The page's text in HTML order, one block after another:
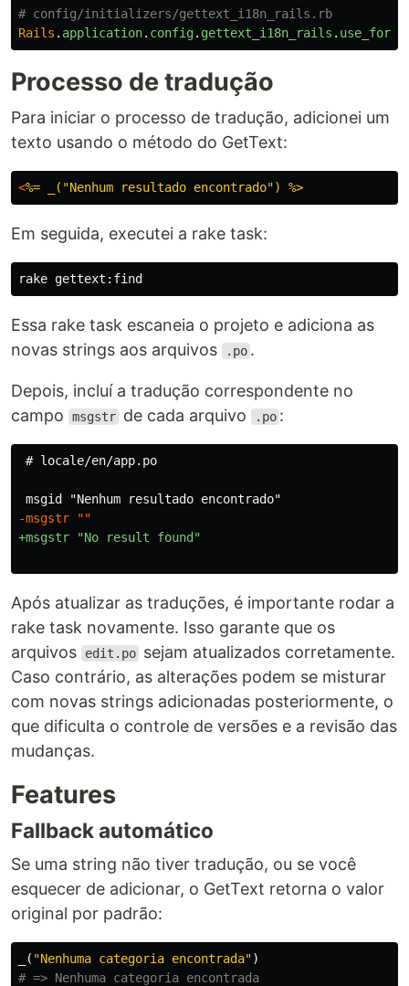
# config/initializers/gettext_i18n_rails.rb
Rails . application. config. gettext_i18n_rails .
Processo de tradução
Para iniciar o processo de tradução, adicionei um
texto usando o método do GetText:
<
Em seguida, executei a rake task:
Essa rake task escaneia o projeto e adiciona as
novas strings aos arquivos
.po .
Depois, incluí a tradução correspondente no
campo
msgstr de cada arquivo .po :
Após atualizar as traduções, é importante rodar a
rake task novamente. Isso garante que os
arquivos
edit.po sejam atualizados corretamente.
Caso contrário, as alterações podem se misturar
com novas strings adicionadas posteriormente, o
que dificulta o controle de versões e a revisão das
mudanças.
Features
Fallback automático
Se uma string não tiver tradução, ou se você
esquecer de adicionar, o GetText retorna o valor
original por padrão:
( "Nenhuma categoria encontrada")
# => Nenhuma categoria encontrada